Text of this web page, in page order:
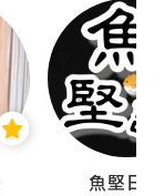
魚堅日